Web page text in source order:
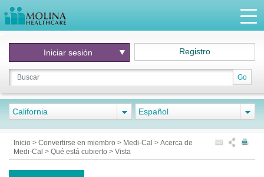
Go
Iniciar sesión Registro
California Español
Inicio > Convertirse en miembro > Medi-Cal > Acerca de
Medi-Cal > Qué está cubierto > Vista